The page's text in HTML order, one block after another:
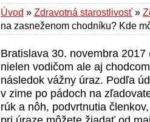
Úvod » Zdravotná starostlivosť»
na zasneženom chodníku? Kde
Bratislava 30. novembra
nielen vodičom ale aj
následok vážny úraz. Podľa
v zime po pádoch na
rúk a nôh, podvrtnutia